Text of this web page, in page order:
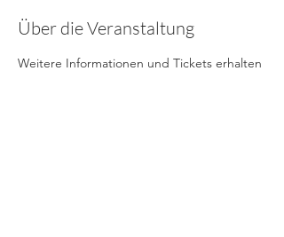
Über die Veranstaltung
Weitere Informationen und Tickets erhalten